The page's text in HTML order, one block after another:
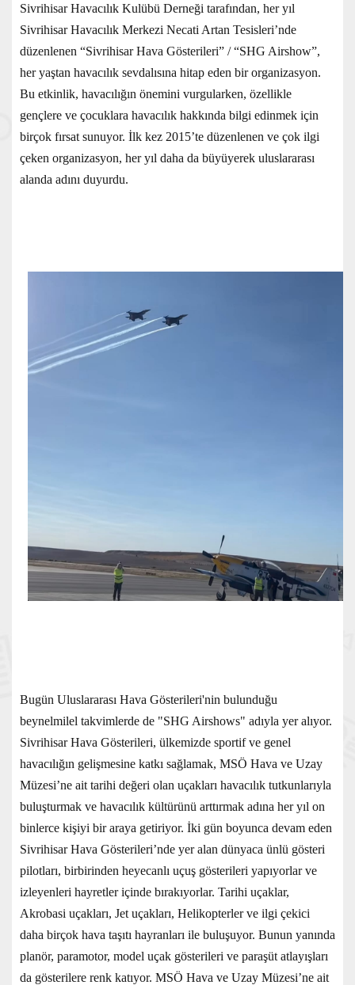
Sivrihisar Havacılık Kulübü Derneği tarafından, her yıl
Sivrihisar Havacılık Merkezi Necati Artan Tesisleri’nde
düzenlenen “Sivrihisar Hava Gösterileri” / “SHG Airshow”,
her yaştan havacılık sevdalısına hitap eden bir organizasyon.
Bu etkinlik, havacılığın önemini vurgularken, özellikle
gençlere ve çocuklara havacılık hakkında bilgi edinmek için
birçok fırsat sunuyor. İlk kez 2015’te düzenlenen ve çok ilgi
çeken organizasyon, her yıl daha da büyüyerek uluslararası
alanda adını duyurdu.
Bugün Uluslararası Hava Gösterileri'nin bulunduğu
beynelmilel takvimlerde de "SHG Airshows" adıyla yer alıyor.
Sivrihisar Hava Gösterileri, ülkemizde sportif ve genel
havacılığın gelişmesine katkı sağlamak, MSÖ Hava ve Uzay
Müzesi’ne ait tarihi değeri olan uçakları havacılık tutkunlarıyla
buluşturmak ve havacılık kültürünü arttırmak adına her yıl on
binlerce kişiyi bir araya getiriyor. İki gün boyunca devam eden
Sivrihisar Hava Gösterileri’nde yer alan dünyaca ünlü gösteri
pilotları, birbirinden heyecanlı uçuş gösterileri yapıyorlar ve
izleyenleri hayretler içinde bırakıyorlar. Tarihi uçaklar,
Akrobasi uçakları, Jet uçakları, Helikopterler ve ilgi çekici
daha birçok hava taşıtı hayranları ile buluşuyor. Bunun yanında
planör, paramotor, model uçak gösterileri ve paraşüt atlayışları
da gösterilere renk katıyor. MSÖ Hava ve Uzay Müzesi’ne ait